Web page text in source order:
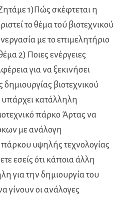
1)Πώς σκέφτεται η
το θέμα τού βιοτεχνικού
με το επιμελητήριο
2) Ποιες ενέργειες
για να ξεκινήσει
δημιουργίας βιοτεχνικού
υπάρχει κατάλληλη
πάρκο Άρτας να
με ανάλογη
υψηλής τεχνολογίας
εσείς ότι κάποια άλλη
για την δημιουργία του
γίνουν οι ανάλογες